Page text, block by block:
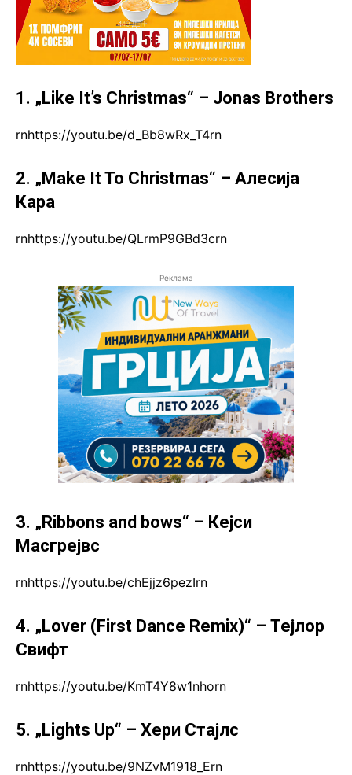
1. „Like It’s Christmas“ – Jonas Brothers
rnhttps://youtu.be/d_Bb8wRx_T4rn
2. „Make It To Christmas“ – Алесија
Кара
rnhttps://youtu.be/QLrmP9GBd3crn
Реклама
3. „Ribbons and bows“ – Кејси
Масгрејвс
rnhttps://youtu.be/chEjjz6pezIrn
4. „Lover (First Dance Remix)“ – Тејлор
Свифт
rnhttps://youtu.be/KmT4Y8w1nhorn
5. „Lights Up“ – Хери Стајлс
rnhttps://youtu.be/9NZvM1918_Ern